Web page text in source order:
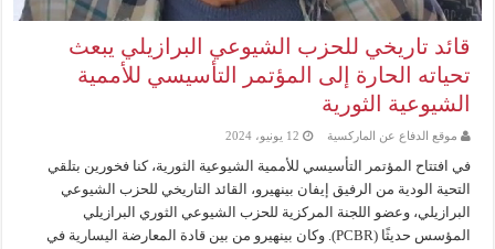
قائد تاريخي للحزب الشيوعي البرازيلي يبعث
تحياته الحارة إلى المؤتمر التأسيسي للأممية
الشيوعية الثورية
موقع الدفاع عن الماركسية 12 يونيو، 2024
في افتتاح المؤتمر التأسيسي للأممية الشيوعية الثورية، كنا فخورين بتلقي
التحية الودية من الرفيق إيفان بينهيرو، القائد التاريخي للحزب الشيوعي
البرازيلي، وعضو اللجنة المركزية للحزب الشيوعي الثوري البرازيلي
المؤسس حديثًا (PCBR). وكان بينهيرو من بين قادة المعارضة اليسارية في